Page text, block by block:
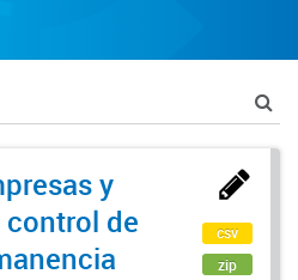
y
de
csv
zip